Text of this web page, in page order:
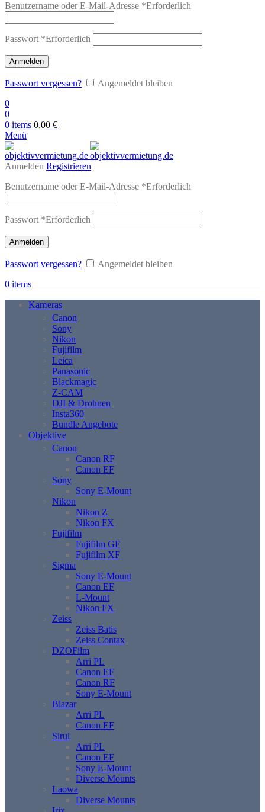
Benutzername oder E-Mail-Adresse *Erforderlich
Passwort *Erforderlich
Anmelden
Passwort vergessen?
Angemeldet bleiben
0
0
0 items 0,00 €
Menü
Anmelden Registrieren
Benutzername oder E-Mail-Adresse *Erforderlich
Passwort *Erforderlich
Anmelden
Passwort vergessen?
Angemeldet bleiben
0 items
Kameras
Canon
Sony
Nikon
Fujifilm
Leica
Panasonic
Blackmagic
Z-CAM
DJI & Drohnen
Insta360
Bundle Angebote
Objektive
Canon
Canon RF
Canon EF
Sony
Sony E-Mount
Nikon
Nikon Z
Nikon FX
Fujifilm
Fujifilm GF
Fujifilm XF
Sigma
Sony E-Mount
Canon EF
L-Mount
Nikon FX
Zeiss
Zeiss Batis
Zeiss Contax
DZOFilm
Arri PL
Canon EF
Canon RF
Sony E-Mount
Blazar
Arri PL
Canon EF
Sirui
Arri PL
Canon EF
Sony E-Mount
Diverse Mounts
Laowa
Diverse Mounts